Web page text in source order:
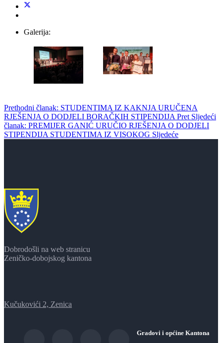
Galerija:
Prethodni članak: STUDENTIMA IZ KAKNJA URUČENA
RJEŠENJA O DODJELI BORAČKIH STIPENDIJA Pret Sljedeći
članak: PREMIJER GANIĆ URUČIO RJEŠENJA O DODJELI
STIPENDIJA STUDENTIMA IZ VISOKOG Sljedeće
Dobrodošli na web stranicu
Zeničko-dobojskog kantona
Kučukovići 2, Zenica
Gradovi i općine Kantona